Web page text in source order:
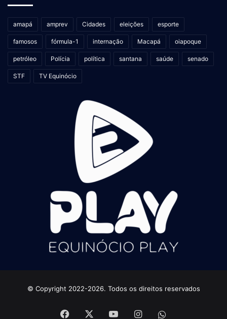
amapá amprev Cidades eleições esporte
famosos fórmula-1 internação Macapá oiapoque
petróleo Polícia política santana saúde senado
STF TV Equinócio
© Copyright 2022-2026. Todos os direitos reservados
Facebook YouTubeInstagram